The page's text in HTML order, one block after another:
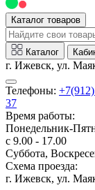
Каталог товаров
Каталог
г. Ижевск, ул.
Телефоны:
37
Время работы:
Понедельник-
с 9.00 - 17.00
Суббота,
Схема проезда:
г. Ижевск, ул.